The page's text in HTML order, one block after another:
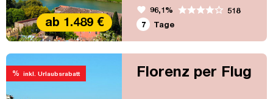
Bauernlandes mit
Olivenbäumen, Zypressen
und den sonnenverwöhnten
Weinreben des Chiantis. Aber
auch die prachtvollen Städte
wie Florenz, Verona und Pisa
werden Sie faszinieren.
ab 1.489 €
favorite 96,1%
518
7
Tage
% inkl. Urlaubsrabatt Florenz per Flug